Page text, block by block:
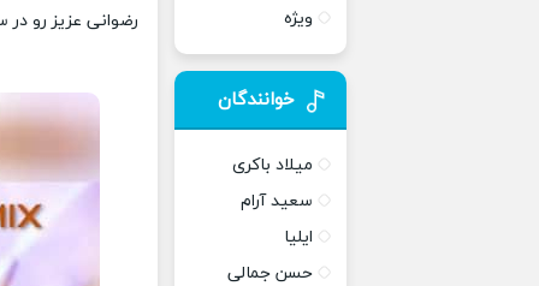
رضوانی عزیز رو
ویژه
خوانندگان
میلاد باکری
سعید آرام
ایلیا
حسن جمالی